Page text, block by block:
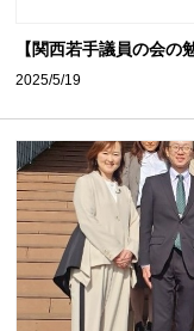
【関西若手議員の会の
2025/5/19